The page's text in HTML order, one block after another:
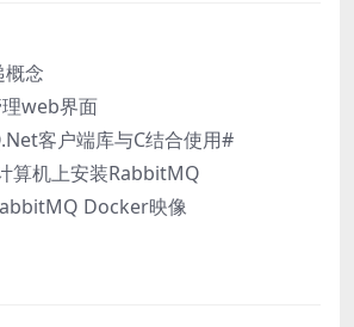
概念
web界面
客户端库与C结合使用#
算机上安装RabbitMQ
Docker映像